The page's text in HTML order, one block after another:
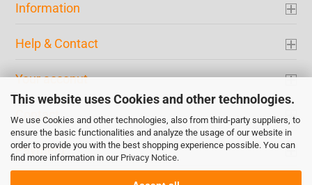
This website uses Cookies and other technologies.
We use Cookies and other technologies, also from third-party suppliers, to
ensure the basic functionalities and analyze the usage of our website in
order to provide you with the best shopping experience possible. You can
find more information in our Privacy Notice.
Information
Help & Contact
Your acconut
Contact
Payment